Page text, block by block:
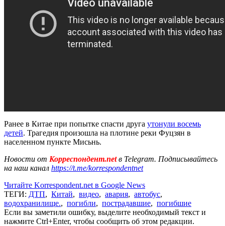
Ранее в Китае при попытке спасти друга утонули восемь
детей. Трагедия произошла на плотине реки Фуцзян в
населенном пункте Мисьнь.
Новости от Корреспондент.netв Telegram. Подписывайтесь
на наш канал https://t.me/korrespondentnet
Читайте Korrespondent.net в Google News
ТЕГИ: ДТП, Китай, видео, авария, автобус,
водохранилище., погибли, пострадавшие, погибшие
Если вы заметили ошибку, выделите необходимый текст и
нажмите Ctrl+Enter, чтобы сообщить об этом редакции.